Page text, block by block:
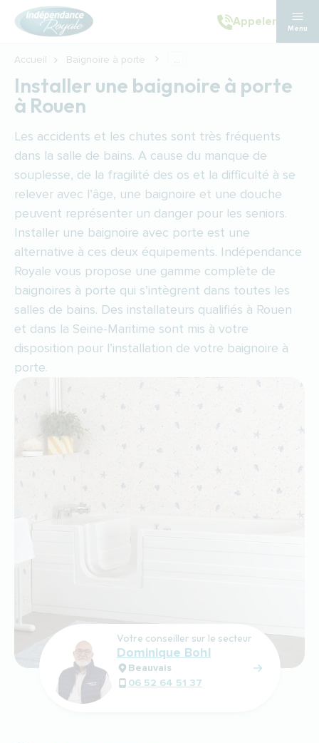
Aller au contenu principal
Appeler
Menu
Accueil Baignoire à porte ...
Installer une baignoire à porte
à Rouen
Les accidents et les chutes sont très fréquents
dans la salle de bains. A cause du manque de
souplesse, de la fragilité des os et la difficulté à se
relever avec l’âge, une baignoire et une douche
peuvent représenter un danger pour les seniors.
Installer une baignoire avec porte est une
alternative à ces deux équipements. Indépendance
Royale vous propose une gamme complète de
baignoires à porte qui s’intègrent dans toutes les
salles de bains. Des installateurs qualifiés à Rouen
et dans la Seine-Maritime sont mis à votre
disposition pour l’installation de votre baignoire à
porte.
Votre conseiller sur le secteur
Dominique Bohl
Beauvais
06 52 64 51 37